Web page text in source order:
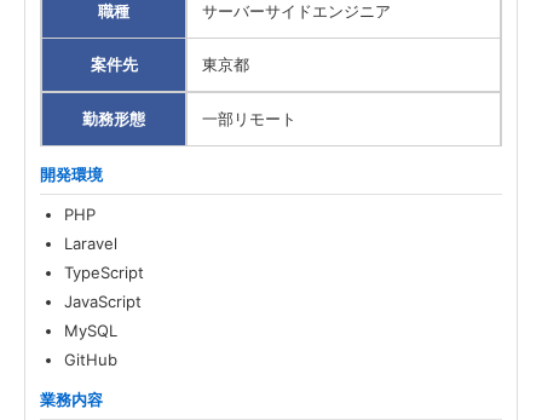
職種 サーバーサイドエンジニア
案件先 東京都
勤務形態 一部リモート
開発環境
PHP
Laravel
TypeScript
JavaScript
MySQL
GitHub
業務内容